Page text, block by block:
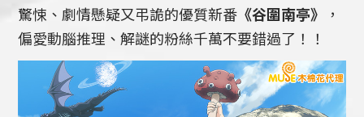
驚悚、劇情懸疑又弔詭的優質新番 《谷圍南亭》
，
偏愛動腦推理、解謎的粉絲千萬不要錯過了！！